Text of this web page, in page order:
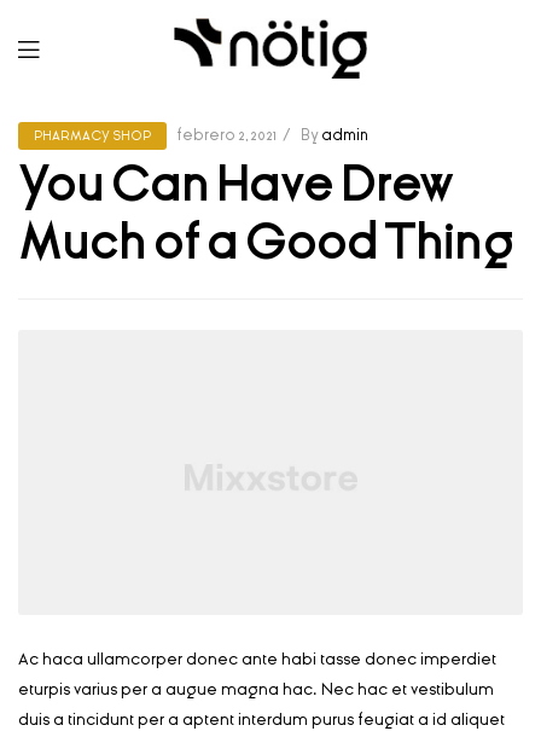
PHARMACY SHOP febrero 2, 2021 By admin
You Can Have Drew
Much of a Good Thing
Ac haca ullamcorper donec ante habi tasse donec imperdiet
eturpis varius per a augue magna hac. Nec hac et vestibulum
duis a tincidunt per a aptent interdum purus feugiat a id aliquet